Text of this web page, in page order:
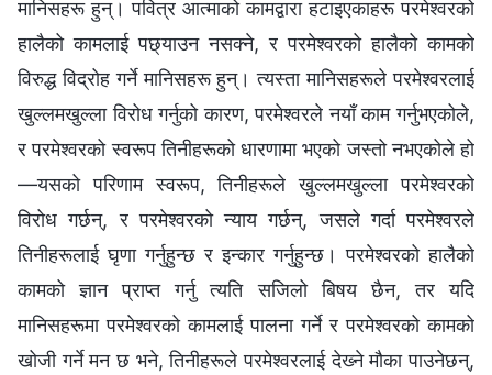
मानिसहरू हुन्। पवित्र आत्‍माको कामद्वारा हटाइएकाहरू परमेश्‍वरको
हालैको कामलाई पछ्याउन नसक्‍ने, र परमेश्‍वरको हालैको कामको
विरुद्ध विद्रोह गर्ने मानिसहरू हुन्। त्यस्ता मानिसहरूले परमेश्‍वरलाई
खुल्‍लमखुल्‍ला विरोध गर्नुको कारण, परमेश्‍वरले नयाँ काम गर्नुभएकोले,
र परमेश्‍वरको स्वरूप तिनीहरूको धारणामा भएको जस्तो नभएकोले हो
—यसको परिणाम स्वरूप, तिनीहरूले खुल्‍लमखुल्‍ला परमेश्‍वरको
विरोध गर्छन्, र परमेश्‍वरको न्याय गर्छन्, जसले गर्दा परमेश्‍वरले
तिनीहरूलाई घृणा गर्नुहुन्छ र इन्कार गर्नुहुन्छ। परमेश्‍वरको हालैको
कामको ज्ञान प्राप्त गर्नु त्यति सजिलो बिषय छैन, तर यदि
मानिसहरूमा परमेश्‍वरको कामलाई पालना गर्ने र परमेश्‍वरको कामको
खोजी गर्ने मन छ भने, तिनीहरूले परमेश्‍वरलाई देख्‍ने मौका पाउनेछन्,